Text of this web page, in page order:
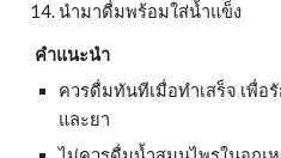
นำมาดื่มพร้อมใส่น้ำแข็ง
คำแนะนำ
ควรดื่มทันทีเมื่อทำเสร็จ เพื่
และยา